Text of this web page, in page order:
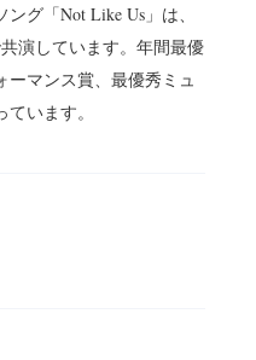
グ「Not Like Us」は、
演しています。年間最優
マンス賞、最優秀ミュ
います。